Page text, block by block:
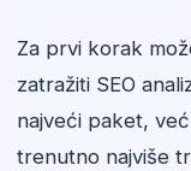
Za prvi korak
zatražiti SEO
najveći paket,
trenutno najviše